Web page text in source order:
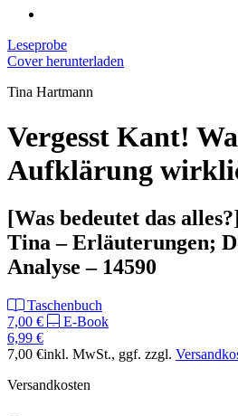
Leseprobe
Cover herunterladen
Tina Hartmann
Vergesst Kant!
Aufklärung
[Was bedeutet das
Tina – Erläuterungen;
Analyse – 14590
Taschenbuch
7,00 €
E-Book
6,99 €
7,00 €inkl. MwSt., ggf. zzgl.
Versandkosten